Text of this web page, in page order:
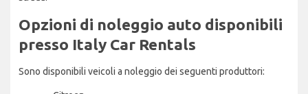
Opzioni di noleggio auto disponibili
presso Italy Car Rentals
Sono disponibili veicoli a noleggio dei seguenti produttori: